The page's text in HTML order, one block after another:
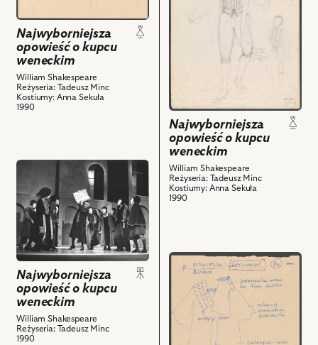
o
kupcu
weneckim,
Projekt:
kostium
-
Panowie
nim
obiektów
Najwyborniejsza
opowieść o kupcu
weneckim
William Shakespeare
Reżyseria: Tadeusz Minc
Kostiumy: Anna Sekuła
1990
kupcu
Bassanio
i
powiązanych
z
nim
obiektów
Najwyborniejsza
opowieść o kupcu
weneckim
William Shakespeare
Reżyseria: Tadeusz Minc
Kostiumy: Anna Sekuła
1990
przejdź
obiektu
Najwyborniejsza
opowieść
o
kupcu
weneckim,
Na
zdjęciu:
scena
zbiorowa
Najwyborniejsza
opowieść o kupcu
weneckim
William Shakespeare
Reżyseria: Tadeusz Minc
1990
przejdź
obiektu
Najwyborniejsza
opowieść